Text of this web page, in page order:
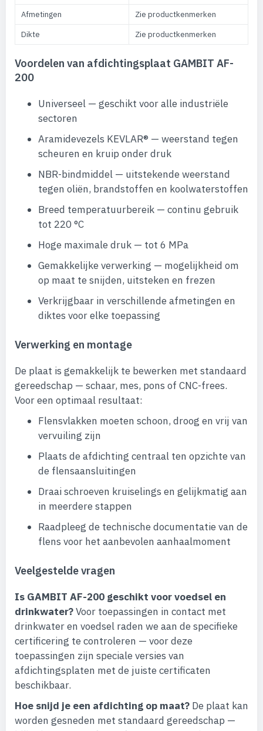
Afmetingen
Zie productkenmerken
Dikte
Zie productkenmerken
Voordelen van afdichtingsplaat GAMBIT AF-
200
Universeel — geschikt voor alle industriële
sectoren
Aramidevezels KEVLAR® — weerstand tegen
scheuren en kruip onder druk
NBR-bindmiddel — uitstekende weerstand
tegen oliën, brandstoffen en koolwaterstoffen
Breed temperatuurbereik — continu gebruik
tot 220 °C
Hoge maximale druk — tot 6 MPa
Gemakkelijke verwerking — mogelijkheid om
op maat te snijden, uitsteken en frezen
Verkrijgbaar in verschillende afmetingen en
diktes voor elke toepassing
Verwerking en montage
De plaat is gemakkelijk te bewerken met standaard
gereedschap — schaar, mes, pons of CNC-frees.
Voor een optimaal resultaat:
Flensvlakken moeten schoon, droog en vrij van
vervuiling zijn
Plaats de afdichting centraal ten opzichte van
de flensaansluitingen
Draai schroeven kruiselings en gelijkmatig aan
in meerdere stappen
Raadpleeg de technische documentatie van de
flens voor het aanbevolen aanhaalmoment
Veelgestelde vragen
Is GAMBIT AF-200 geschikt voor voedsel en
drinkwater?Voor toepassingen in contact met
drinkwater en voedsel raden we aan de specifieke
certificering te controleren — voor deze
toepassingen zijn speciale versies van
afdichtingsplaten met de juiste certificaten
beschikbaar.
Hoe snijd je een afdichting op maat? De plaat kan
worden gesneden met standaard gereedschap —